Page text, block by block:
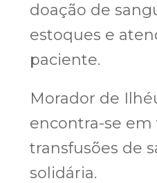
doação de
estoques e
paciente.
Morador de
encontra-se
transfusões de
solidária.